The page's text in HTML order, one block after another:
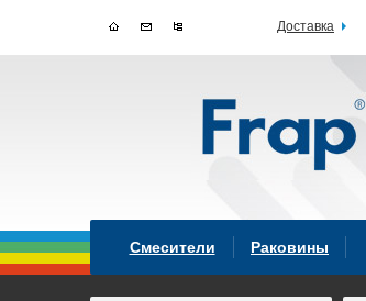
Смесители Раковины
Доставка